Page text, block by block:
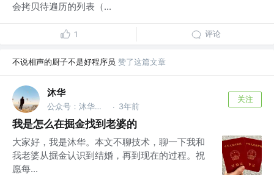
会拷贝待遍历的列表（...
1 评论
不说相声的厨子不是好程序员 赞了这篇文章
沐华
公众号：沐华说技术 @全干工程师 · 3年前
关注
我是怎么在掘金找到老婆的
大家好，我是沐华。本文不聊技术，聊一下我和
我老婆从掘金认识到结婚，再到现在的过程。祝
愿每...